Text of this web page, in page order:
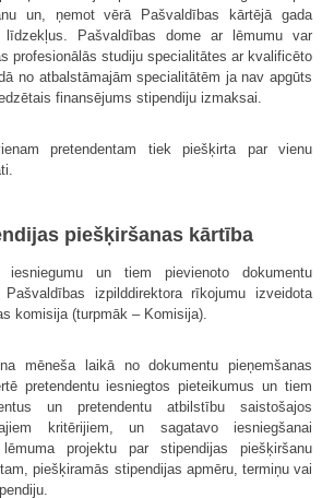
un, ņemot vērā Pašvaldības kārtējā gada
līdzekļus. Pašvaldības dome ar lēmumu var
profesionālās studiju specialitātes ar kvalificēto
no atbalstāmajām specialitātēm ja nav apgūts
finansējums stipendiju izmaksai.
pretendentam tiek piešķirta par vienu
piešķiršanas kārtība
iesniegumu un tiem pievienoto dokumentu
izpilddirektora rīkojumu izveidota
komisija (turpmāk – Komisija).
mēneša laikā no dokumentu pieņemšanas
pretendentu iesniegtos pieteikumus un tiem
un pretendentu atbilstību saistošajos
kritērijiem, un sagatavo iesniegšanai
projektu par stipendijas piešķiršanu
piešķiramās stipendijas apmēru, termiņu vai